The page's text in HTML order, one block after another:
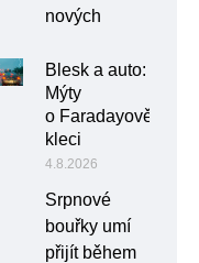
nových
Blesk a auto:
Mýty
o Faradayově
kleci
4.8.2026
Srpnové
bouřky umí
přijít během